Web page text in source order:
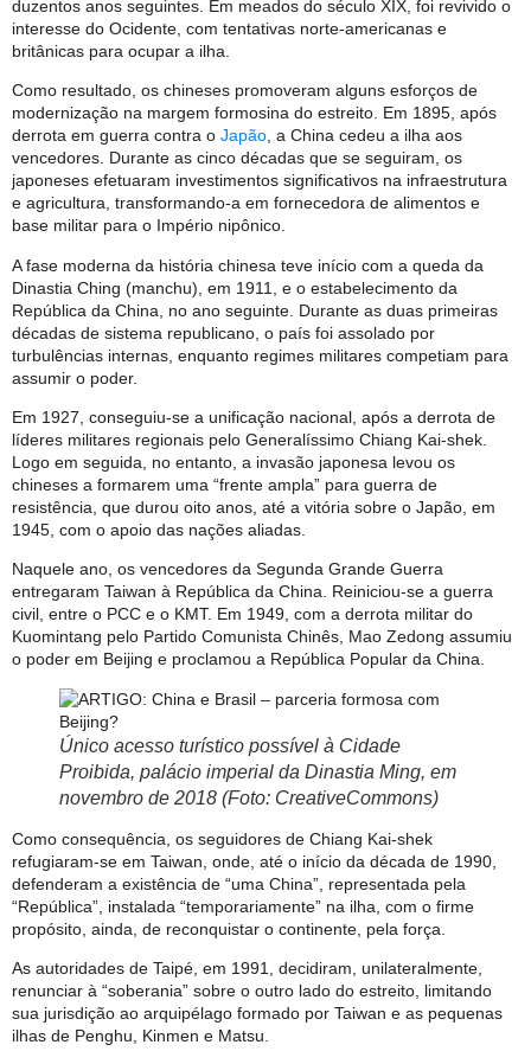
duzentos anos seguintes. Em meados do século XIX, foi revivido o
interesse do Ocidente, com tentativas norte-americanas e
britânicas para ocupar a ilha.
Como resultado, os chineses promoveram alguns esforços de
modernização na margem formosina do estreito. Em 1895, após
derrota em guerra contra o Japão , a China cedeu a ilha aos
vencedores. Durante as cinco décadas que se seguiram, os
japoneses efetuaram investimentos significativos na infraestrutura
e agricultura, transformando-a em fornecedora de alimentos e
base militar para o Império nipônico.
A fase moderna da história chinesa teve início com a queda da
Dinastia Ching (manchu), em 1911, e o estabelecimento da
República da China, no ano seguinte. Durante as duas primeiras
décadas de sistema republicano, o país foi assolado por
turbulências internas, enquanto regimes militares competiam para
assumir o poder.
Em 1927, conseguiu-se a unificação nacional, após a derrota de
líderes militares regionais pelo Generalíssimo Chiang Kai-shek.
Logo em seguida, no entanto, a invasão japonesa levou os
chineses a formarem uma “frente ampla” para guerra de
resistência, que durou oito anos, até a vitória sobre o Japão, em
1945, com o apoio das nações aliadas.
Naquele ano, os vencedores da Segunda Grande Guerra
entregaram Taiwan à República da China. Reiniciou-se a guerra
civil, entre o PCC e o KMT. Em 1949, com a derrota militar do
Kuomintang pelo Partido Comunista Chinês, Mao Zedong assumiu
o poder em Beijing e proclamou a República Popular da China.
Único acesso turístico possível à Cidade
Proibida, palácio imperial da Dinastia Ming, em
novembro de 2018 (Foto: CreativeCommons)
Como consequência, os seguidores de Chiang Kai-shek
refugiaram-se em Taiwan, onde, até o início da década de 1990,
defenderam a existência de “uma China”, representada pela
“República”, instalada “temporariamente” na ilha, com o firme
propósito, ainda, de reconquistar o continente, pela força.
As autoridades de Taipé, em 1991, decidiram, unilateralmente,
renunciar à “soberania” sobre o outro lado do estreito, limitando
sua jurisdição ao arquipélago formado por Taiwan e as pequenas
ilhas de Penghu, Kinmen e Matsu.